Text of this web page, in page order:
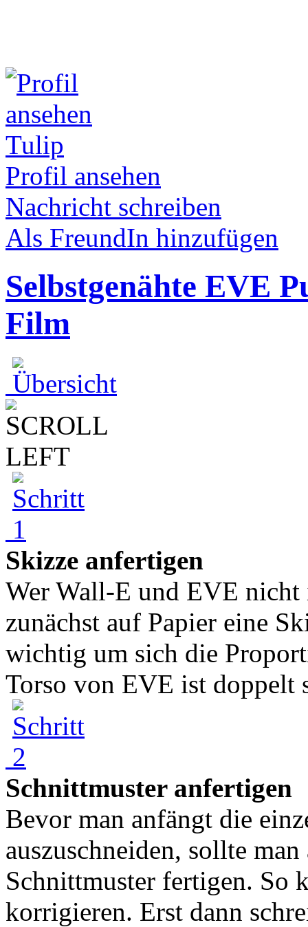
Tulip
Profil ansehen
Nachricht schreiben
Als FreundIn hinzufügen
Selbstgenähte EVE
Film
Skizze anfertigen
Wer Wall-E und EVE
zunächst auf Papier eine
wichtig um sich die
Torso von EVE ist doppelt
Schnittmuster anfertigen
Bevor man anfängt die
auszuschneiden, sollte
Schnittmuster fertigen. So
korrigieren. Erst dann